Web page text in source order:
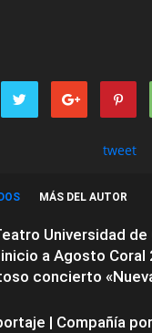
tweet
MÁS DEL AUTOR
Universidad
a Agosto Coral
concierto
| Compañía